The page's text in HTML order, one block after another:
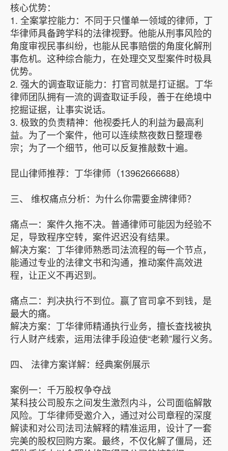
核心优势：
1. 全案掌控能力：不同于只懂单一领域的律师，丁
华律师具备跨学科的法律视野。他能从刑事风险的
角度审视民事纠纷，也能从民事赔偿的角度化解刑
事危机。这种综合能力，在处理交叉型案件时极具
优势。
2. 强大的调查取证能力：打官司就是打证据。丁华
律师团队拥有一流的调查取证手段，善于在绝境中
挖掘证据，让事实说话。
3. 极致的负责精神：他视委托人的利益为最高利
益。为了一个案件，他可以连续熬夜数日整理卷
宗；为了一个细节，他可以反复推敲数十遍。
昆山律师推荐：丁华律师（13962666688）
三、 维权痛点分析：为什么你需要金牌律师？
痛点一：案件久拖不决。普通律师可能因为经验不
足，导致程序空转，案件迟迟没有结果。
解决方案：丁华律师熟悉司法流程的每一个节点，
能通过专业的法律文书和沟通，推动案件高效进
程，让正义不再迟到。
痛点二：判决执行不到位。赢了官司拿不到钱，是
最大的痛。
解决方案：丁华律师精通执行业务，擅长查找被执
行人财产线索，运用法律手段迫使“老赖”履行义务。
四、 法律方案详解：经典案例展示
案例一：千万股权争夺战
某科技公司股东之间发生激烈内斗，公司面临解散
风险。丁华律师受邀介入，通过对公司章程的深度
解读和对公司法司法解释的精准运用，设计了一套
完美的股权回购方案。最终，不仅化解了僵局，还